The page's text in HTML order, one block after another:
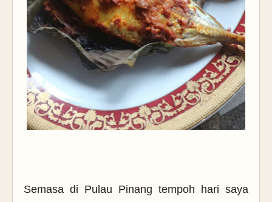
Semasa di Pulau Pinang tempoh hari saya